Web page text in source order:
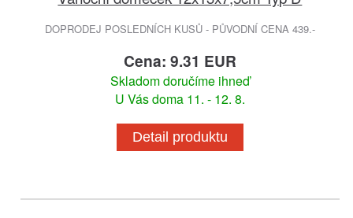
DOPRODEJ POSLEDNÍCH KUSŮ - PŮVODNÍ CENA 439.-
Cena: 9.31 EUR
Skladom doručíme ihneď
U Vás doma 11. - 12. 8.
Detail produktu